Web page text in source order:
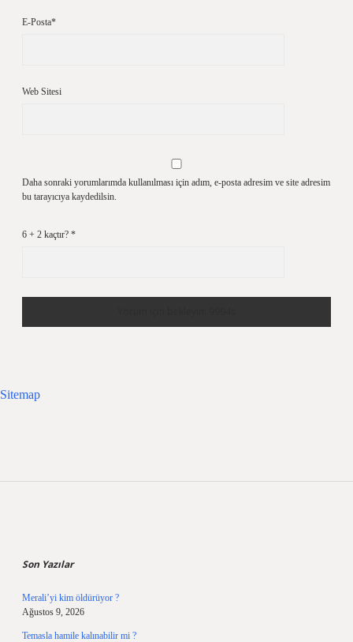
E-Posta*
Web Sitesi
Daha sonraki yorumlarımda kullanılması için adım, e-posta adresim ve site adresim
bu tarayıcıya kaydedilsin.
6 + 2 kaçtır? *
Sitemap
Son Yazılar
Merali’yi kim öldürüyor ?
Ağustos 9, 2026
Temasla hamile kalınabilir mi ?